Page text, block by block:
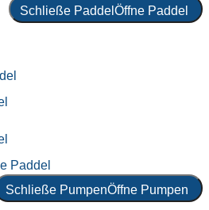
Schließe Paddel Öffne Paddel
Paddel
Schließe PumpenÖffne Pumpen